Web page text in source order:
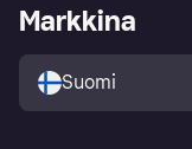
Tutustu kauppoihin
Ostajan turva
Kirjaudu sisään
Markkina
Suomi